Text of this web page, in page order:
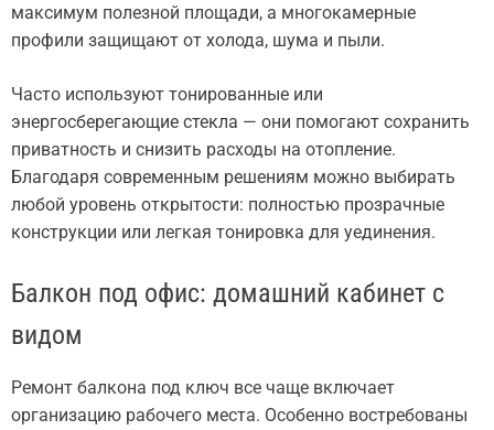
максимум полезной площади, а многокамерные
профили защищают от холода, шума и пыли.
Часто используют тонированные или
энергосберегающие стекла — они помогают сохранить
приватность и снизить расходы на отопление.
Благодаря современным решениям можно выбирать
любой уровень открытости: полностью прозрачные
конструкции или легкая тонировка для уединения.
Балкон под офис: домашний кабинет с
видом
Ремонт балкона под ключ все чаще включает
организацию рабочего места. Особенно востребованы